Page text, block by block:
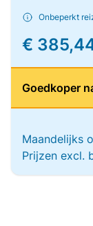
Onbeperkt
€
Goedkoper
Maandelijks
Prijzen excl.